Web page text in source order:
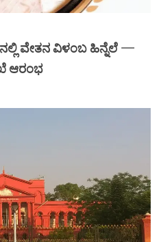
ವೇತನ ವಿಳಂಬ ಹಿನ್ನೆಲೆ —
ಆರಂಭ